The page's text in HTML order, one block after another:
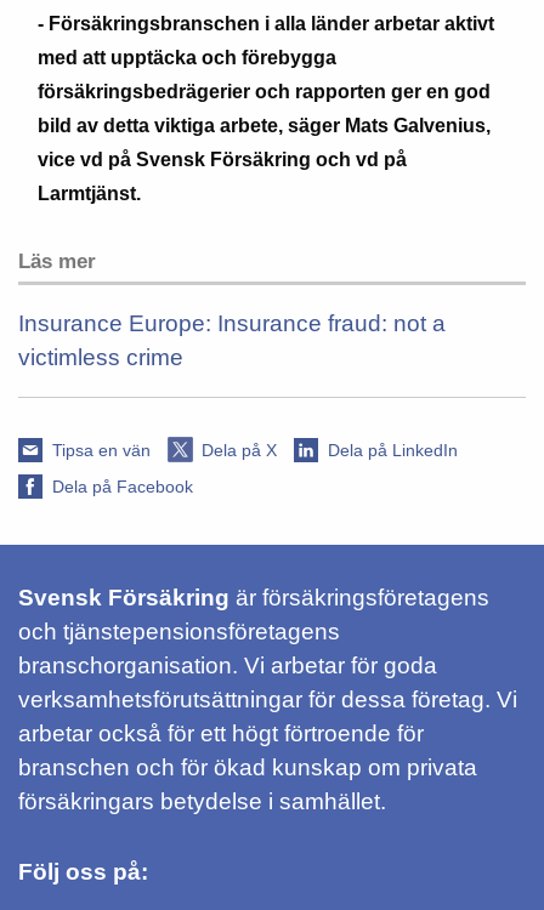
- Försäkringsbranschen i alla länder arbetar aktivt
med att upptäcka och förebygga
försäkringsbedrägerier och rapporten ger en god
bild av detta viktiga arbete, säger Mats Galvenius,
vice vd på Svensk Försäkring och vd på
Larmtjänst.
Läs mer
Insurance Europe: Insurance fraud: not a
victimless crime
Tipsa en vän Dela på X
Dela på LinkedIn
Dela på Facebook
Svensk Försäkring är försäkringsföretagens
och tjänstepensionsföretagens
branschorganisation. Vi arbetar för goda
verksamhetsförutsättningar för dessa företag. Vi
arbetar också för ett högt förtroende för
branschen och för ökad kunskap om privata
försäkringars betydelse i samhället.
Följ oss på: